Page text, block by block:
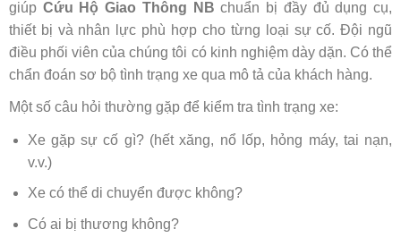
giúp Cứu Hộ Giao Thông NB chuẩn bị đầy đủ dụng cụ,
thiết bị và nhân lực phù hợp cho từng loại sự cố. Đội ngũ
điều phối viên của chúng tôi có kinh nghiệm dày dặn. Có thể
chẩn đoán sơ bộ tình trạng xe qua mô tả của khách hàng.
Một số câu hỏi thường gặp để kiểm tra tình trạng xe:
Xe gặp sự cố gì? (hết xăng, nổ lốp, hỏng máy, tai nạn,
v.v.)
Xe có thể di chuyển được không?
Có ai bị thương không?